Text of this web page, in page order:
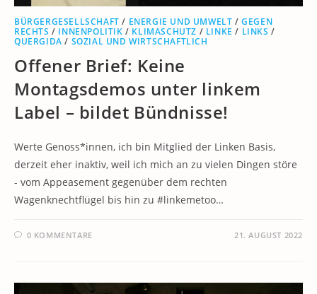
BÜRGERGESELLSCHAFT / ENERGIE UND UMWELT /GEGEN
RECHTS / INNENPOLITIK / KLIMASCHUTZ / LINKE / LINKS /
QUERGIDA / SOZIAL UND WIRTSCHAFTLICH
Offener Brief: Keine
Montagsdemos unter linkem
Label – bildet Bündnisse!
Werte Genoss*innen, ich bin Mitglied der Linken Basis,
derzeit eher inaktiv, weil ich mich an zu vielen Dingen störe
- vom Appeasement gegenüber dem rechten
Wagenknechtflügel bis hin zu #linkemetoo…
0 KOMMENTARE 21. AUGUST 2022